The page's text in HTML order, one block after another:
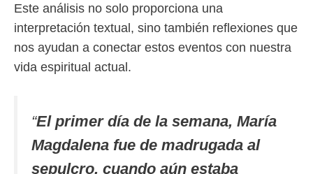
Este análisis no solo proporciona una
interpretación textual, sino también reflexiones que
nos ayudan a conectar estos eventos con nuestra
vida espiritual actual.
“El primer día de la semana, María
Magdalena fue de madrugada al
sepulcro, cuando aún estaba